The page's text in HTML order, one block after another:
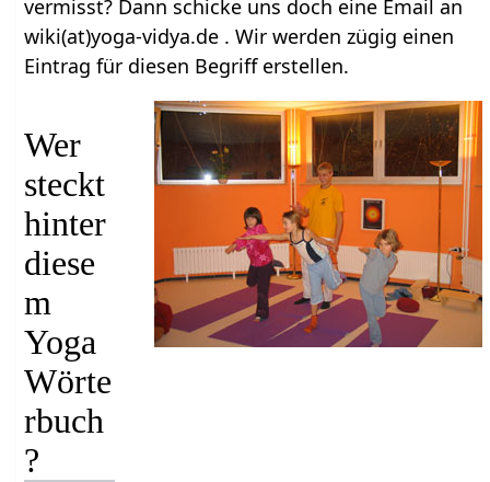
vermisst? Dann schicke uns doch eine Email an
wiki(at)yoga-vidya.de . Wir werden zügig einen
Eintrag für diesen Begriff erstellen.
Wer
steckt
hinter
diese
m
Yoga
Wörte
rbuch
?